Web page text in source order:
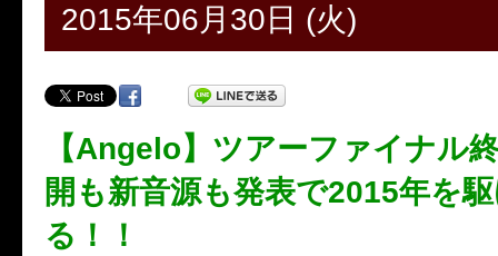
2015年06月30日 (火)
【Angelo】ツアーファイナル
開も新音源も発表で2015年を
る！！